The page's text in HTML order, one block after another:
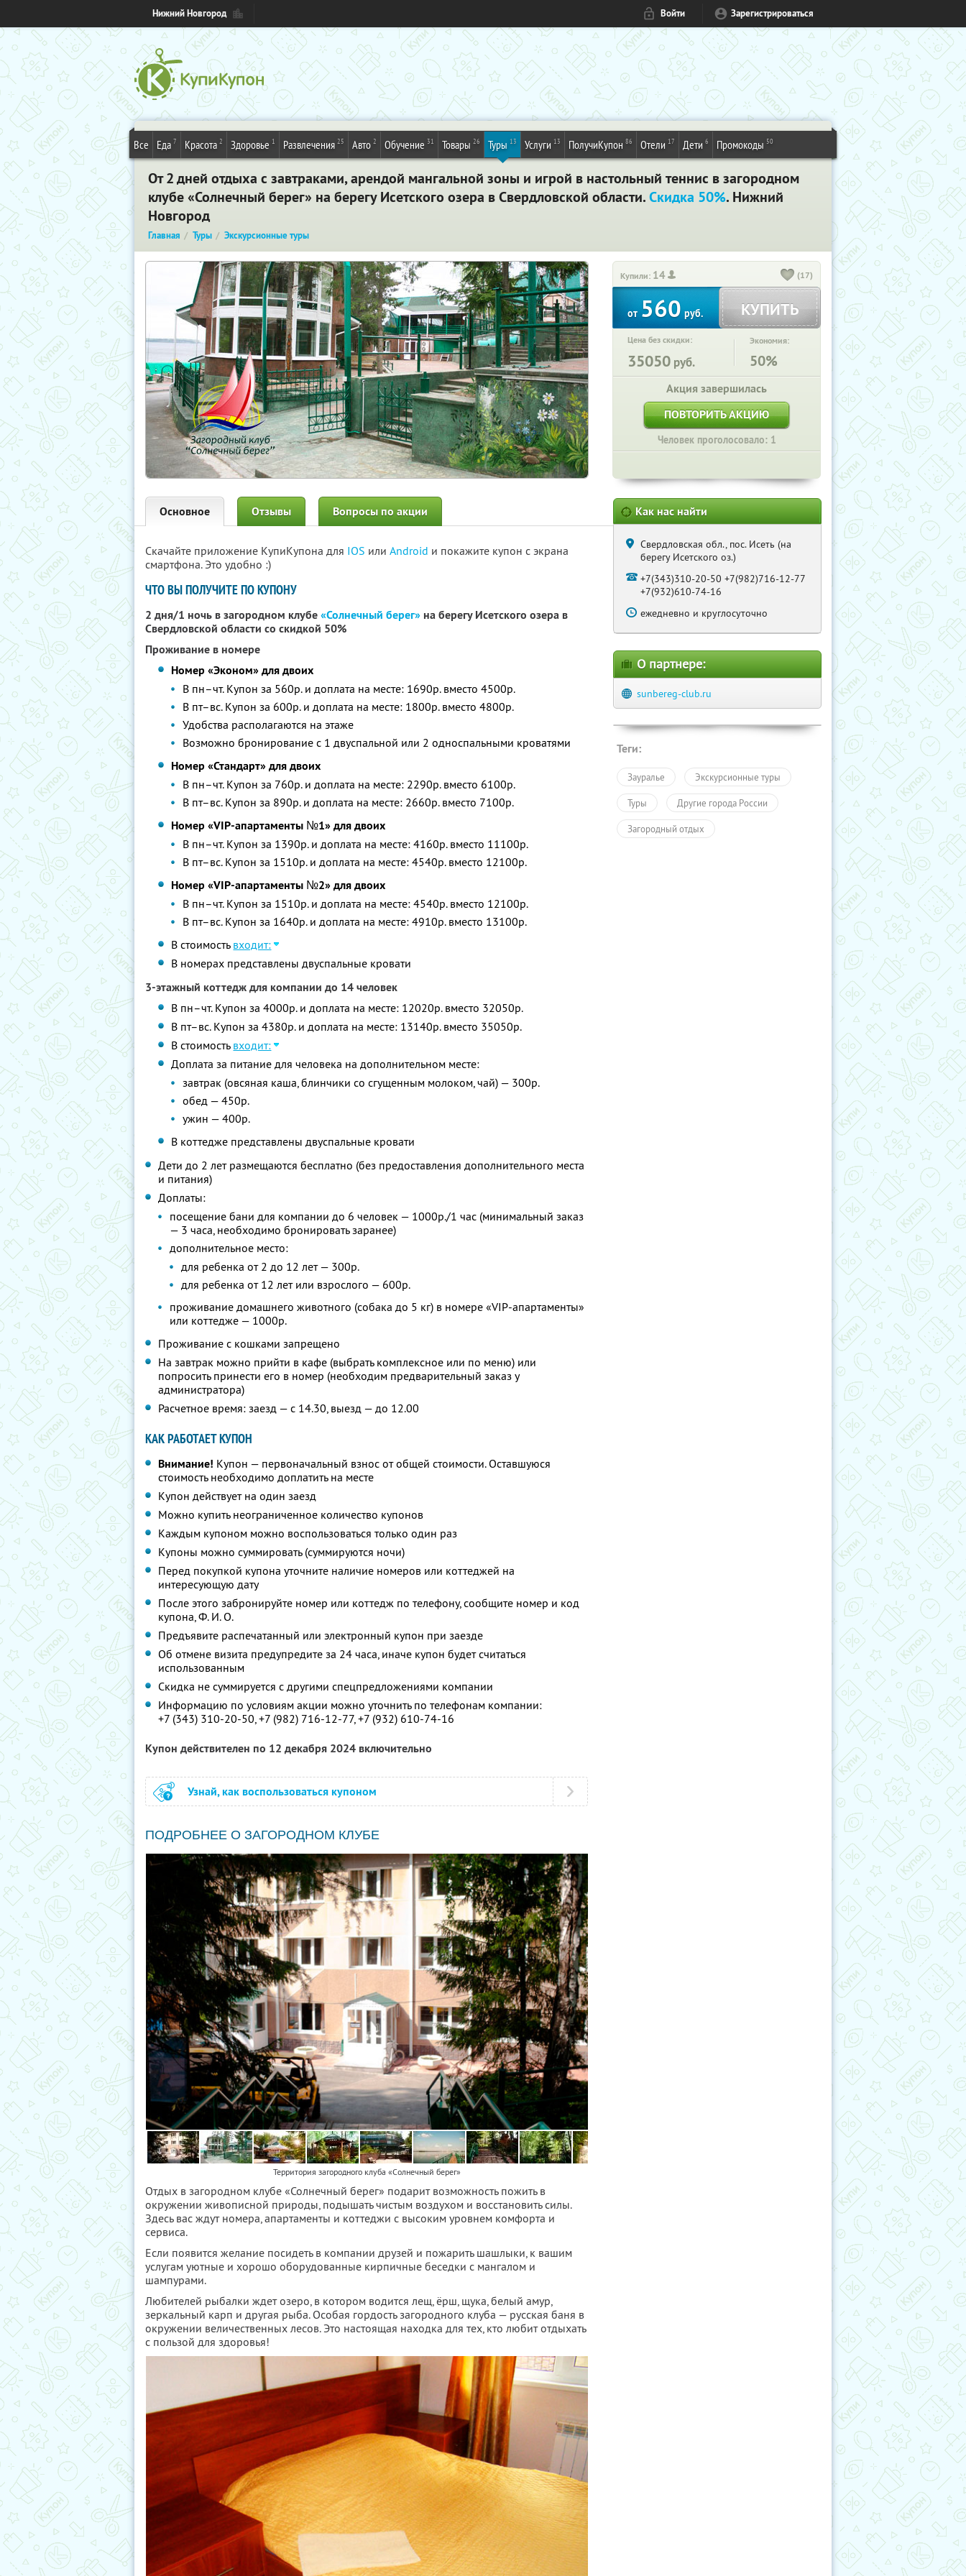
Нижний Новгород Войти Зарегистрироваться
Все Еда 7 Красота 2 Здоровье 1 Развлечения 25 Авто 2 Обучение 31 Товары 26 Туры 13 Услуги 13 ПолучиКупон 86 Отели 17 Дети 6 Промокоды 50
От 2 дней отдыха с завтраками, арендой мангальной зоны и игрой в настольный теннис в загородном
клубе «Солнечный берег» на берегу Исетского озера в Свердловской области.Скидка 50%. Нижний
Новгород
Главная Туры Экскурсионные туры
Купили: 14 (17)
от560руб. КУПИТЬ
Цена без скидки:
35050 руб.
Экономия:
50%
Акция завершилась
ПОВТОРИТЬ АКЦИЮ
Человек проголосовало: 1
Основное Отзывы Вопросы по акции
Скачайте приложение КупиКупона для IOS или Android и покажите купон с экрана
смартфона. Это удобно :)
ЧТО ВЫ ПОЛУЧИТЕ ПО КУПОНУ
2 дня/1 ночь в загородном клубе«Солнечный берег» на берегу Исетского озера в
Свердловской области со скидкой 50%
Проживание в номере
Номер «Эконом» для двоих
В пн–чт. Купон за 560р. и доплата на месте: 1690р. вместо 4500р.
В пт–вс. Купон за 600р. и доплата на месте: 1800р. вместо 4800р.
Удобства располагаются на этаже
Возможно бронирование с 1 двуспальной или 2 односпальными кроватями
Номер «Стандарт» для двоих
В пн–чт. Купон за 760р. и доплата на месте: 2290р. вместо 6100р.
В пт–вс. Купон за 890р. и доплата на месте: 2660р. вместо 7100р.
Номер «VIP-апартаменты №1» для двоих
В пн–чт. Купон за 1390р. и доплата на месте: 4160р. вместо 11100р.
В пт–вс. Купон за 1510р. и доплата на месте: 4540р. вместо 12100р.
Номер «VIP-апартаменты №2» для двоих
В пн–чт. Купон за 1510р. и доплата на месте: 4540р. вместо 12100р.
В пт–вс. Купон за 1640р. и доплата на месте: 4910р. вместо 13100р.
В стоимость входит:
В номерах представлены двуспальные кровати
3-этажный коттедж для компании до 14 человек
В пн–чт. Купон за 4000р. и доплата на месте: 12020р. вместо 32050р.
В пт–вс. Купон за 4380р. и доплата на месте: 13140р. вместо 35050р.
В стоимость входит:
Доплата за питание для человека на дополнительном месте:
завтрак (овсяная каша, блинчики со сгущенным молоком, чай) — 300р.
обед — 450р.
ужин — 400р.
В коттедже представлены двуспальные кровати
Дети до 2 лет размещаются бесплатно (без предоставления дополнительного места
и питания)
Доплаты:
посещение бани для компании до 6 человек — 1000р./1 час (минимальный заказ
— 3 часа, необходимо бронировать заранее)
дополнительное место:
для ребенка от 2 до 12 лет — 300р.
для ребенка от 12 лет или взрослого — 600р.
проживание домашнего животного (собака до 5 кг) в номере «VIP-апартаменты»
или коттедже — 1000р.
Проживание с кошками запрещено
На завтрак можно прийти в кафе (выбрать комплексное или по меню) или
попросить принести его в номер (необходим предварительный заказ у
администратора)
Расчетное время: заезд — с 14.30, выезд — до 12.00
КАК РАБОТАЕТ КУПОН
Внимание! Купон — первоначальный взнос от общей стоимости. Оставшуюся
стоимость необходимо доплатить на месте
Купон действует на один заезд
Можно купить неограниченное количество купонов
Каждым купоном можно воспользоваться только один раз
Купоны можно суммировать (суммируются ночи)
Перед покупкой купона уточните наличие номеров или коттеджей на
интересующую дату
После этого забронируйте номер или коттедж по телефону, сообщите номер и код
купона,Ф. И. О.
Предъявите распечатанный или электронный купон при заезде
Об отмене визита предупредите за 24 часа, иначе купон будет считаться
использованным
Скидка не суммируется с другими спецпредложениями компании
Информацию по условиям акции можно уточнить по телефонам компании:
+7 (343) 310-20-50, +7 (982) 716-12-77, +7 (932) 610-74-16
Купон действителен по 12 декабря 2024 включительно
Узнай, как воспользоваться купоном
ПОДРОБНЕЕ О ЗАГОРОДНОМ КЛУБЕ
Территория загородного клуба «Солнечный берег»
Отдых в загородном клубе «Солнечный берег» подарит возможность пожить в
окружении живописной природы, подышать чистым воздухом и восстановить силы.
Здесь вас ждут номера, апартаменты и коттеджи с высоким уровнем комфорта и
сервиса.
Если появится желание посидеть в компании друзей и пожарить шашлыки, к вашим
услугам уютные и хорошо оборудованные кирпичные беседки с мангалом и
шампурами.
Любителей рыбалки ждет озеро, в котором водится лещ, ёрш, щука, белый амур,
зеркальный карп и другая рыба. Особая гордость загородного клуба — русская баня в
окружении величественных лесов. Это настоящая находка для тех, кто любит отдыхать
с пользой для здоровья!
Как нас найти
Свердловская обл., пос. Исеть (на
берегу Исетского оз.)
+7(343)310-20-50 +7(982)716-12-77
+7(932)610-74-16
ежедневно и круглосуточно
О партнере:
sunbereg-club.ru
Теги:
Зауралье Экскурсионные туры
Туры Другие города России
Загородный отдых